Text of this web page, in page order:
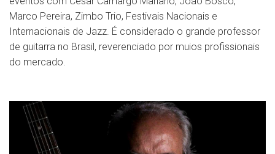
Marco Pereira, Zimbo Trio, Festivais Nacionais e
Internacionais de Jazz. É considerado o grande professor
de guitarra no Brasil, reverenciado por muios profissionais
do mercado.